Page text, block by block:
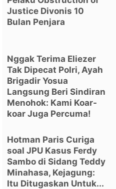
Justice Divonis 10
Bulan Penjara
Nggak Terima Eliezer
Tak Dipecat Polri, Ayah
Brigadir Yosua
Langsung Beri Sindiran
Menohok: Kami Koar-
koar Juga Percuma!
Hotman Paris Curiga
soal JPU Kasus Ferdy
Sambo di Sidang Teddy
Minahasa, Kejagung:
Itu Ditugaskan Untuk...